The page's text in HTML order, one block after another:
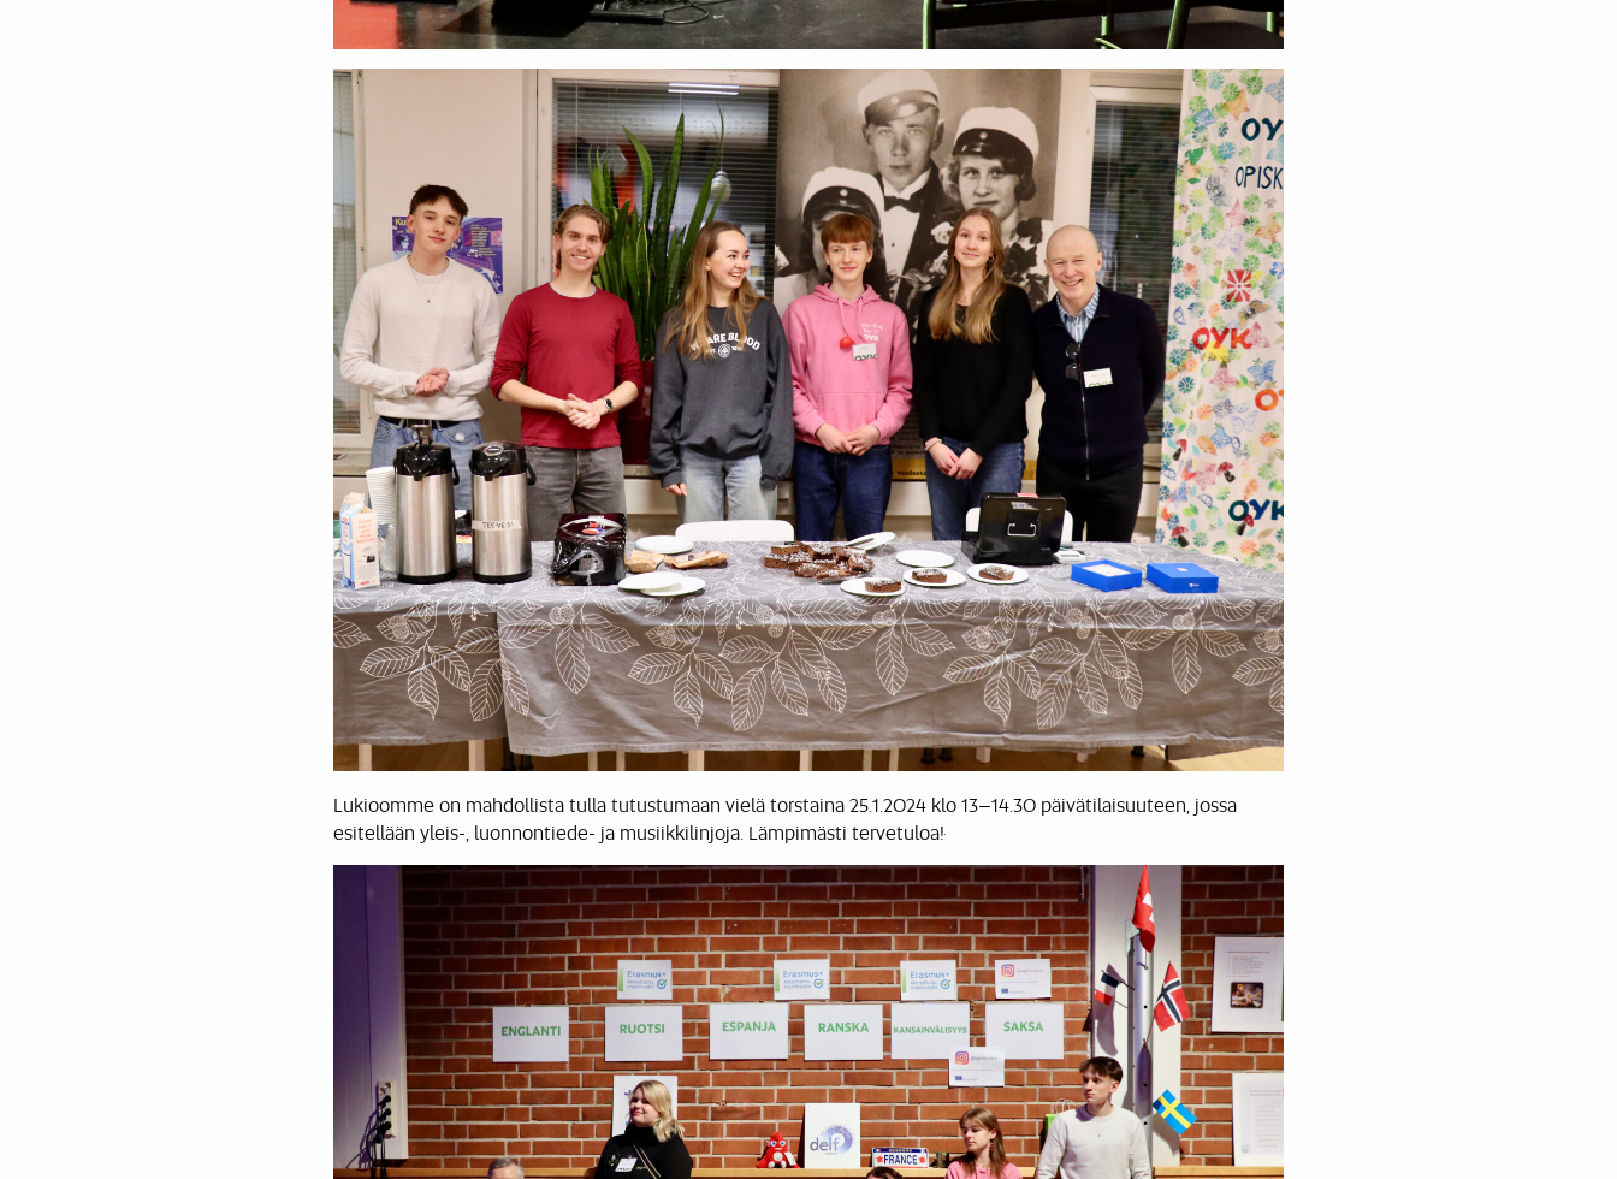
Lukioomme on mahdollista tulla tutustumaan vielä torstaina 25.1.2024 klo 13–14.30 päivätilaisuuteen, jossa
esitellään yleis-, luonnontiede- ja musiikkilinjoja. Lämpimästi tervetuloa!